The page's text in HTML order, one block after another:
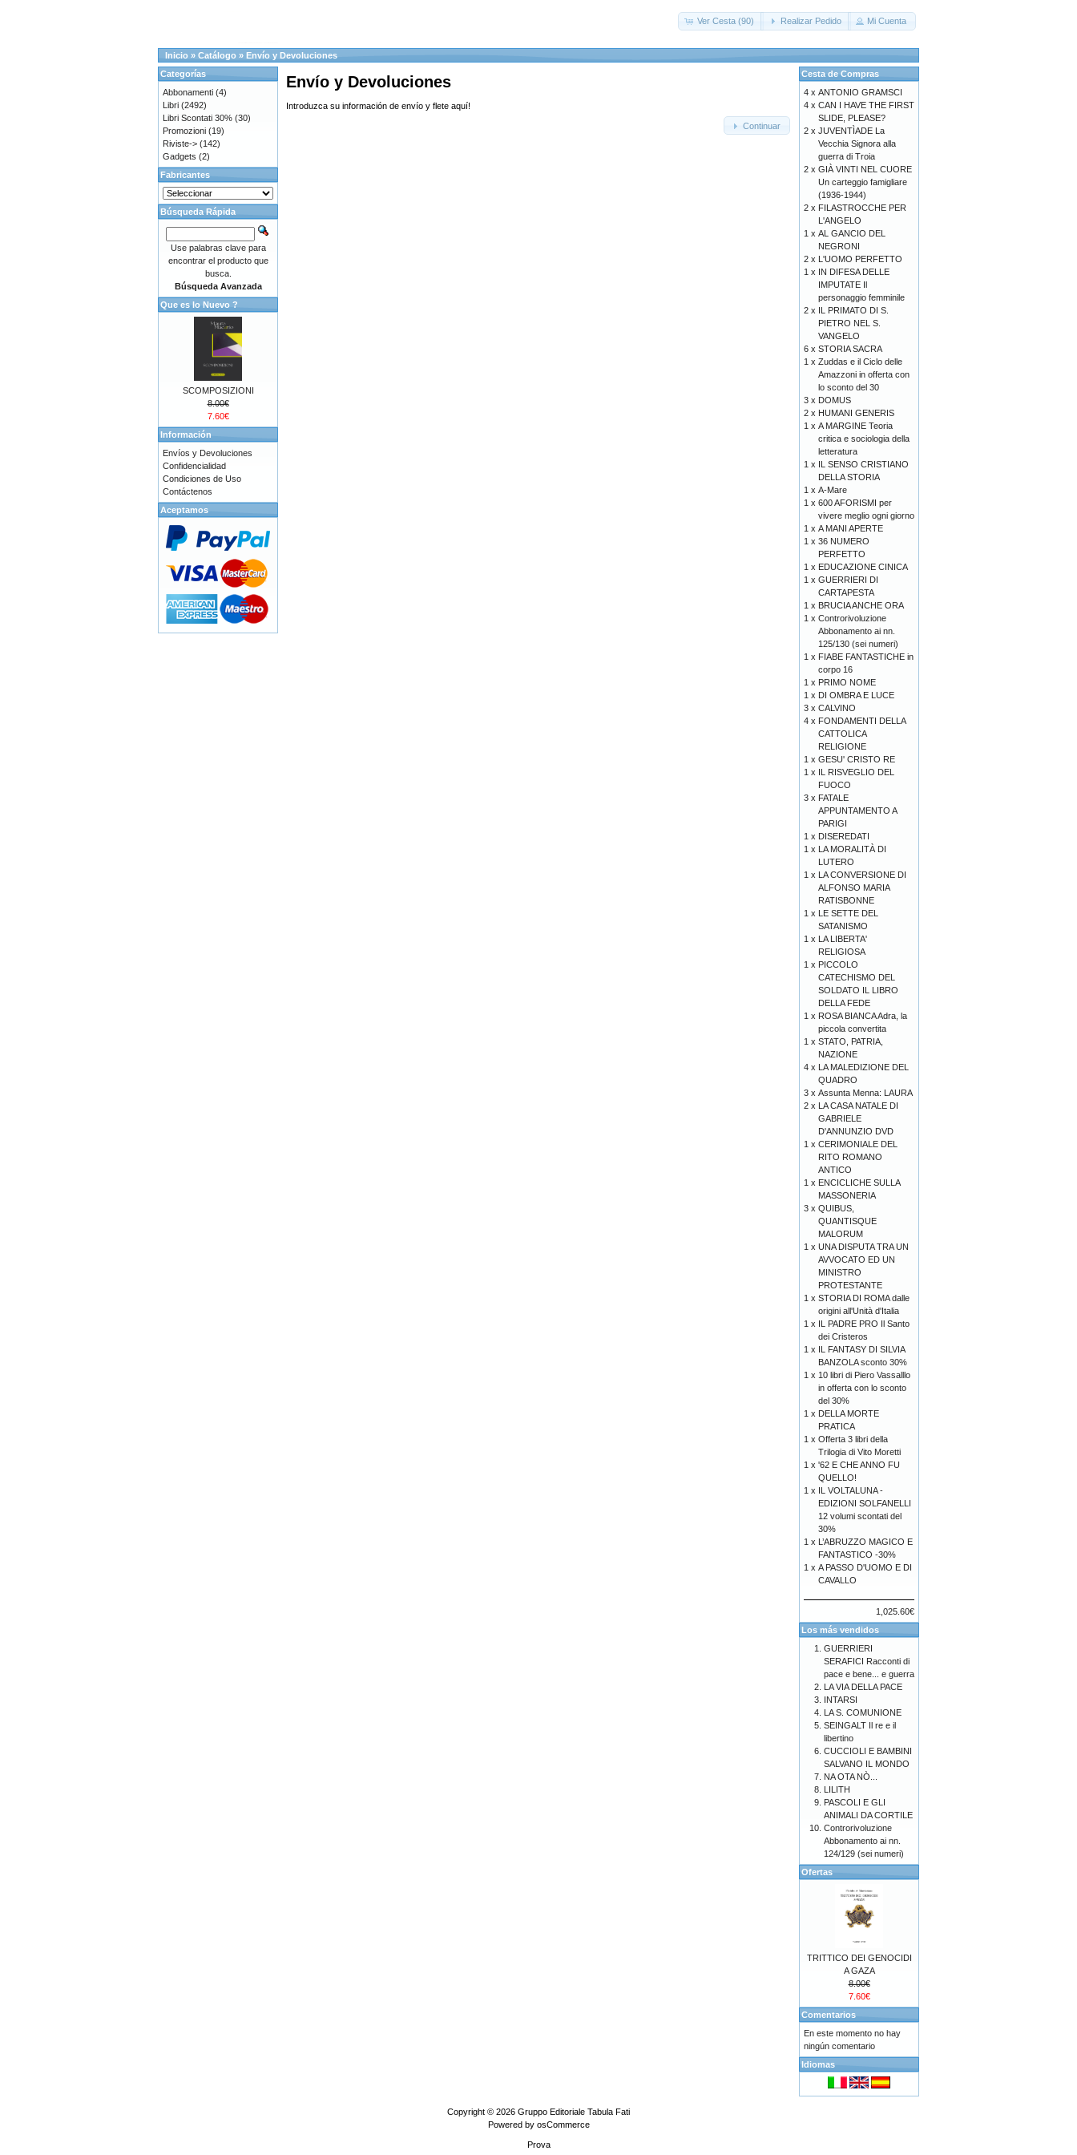
Ver Cesta (90) Realizar Pedido Mi Cuenta
Inicio » Catálogo » Envío y Devoluciones
Envío y Devoluciones
Introduzca su información de envío y flete aquí!
Continuar
Categorías
Abbonamenti (4)
Libri (2492)
Libri Scontati 30% (30)
Promozioni (19)
Riviste-> (142)
Gadgets (2)
Fabricantes
Búsqueda Rápida
Use palabras clave para
encontrar el producto que
busca.
Búsqueda Avanzada
Que es lo Nuevo ?
SCOMPOSIZIONI
8.00€
7.60€
Información
Envíos y Devoluciones
Confidencialidad
Condiciones de Uso
Contáctenos
Aceptamos
Cesta de Compras
4 x ANTONIO GRAMSCI
4 x CAN I HAVE THE FIRST
SLIDE, PLEASE?
2 x JUVENTÌADE La
Vecchia Signora alla
guerra di Troia
2 x GIÀ VINTI NEL CUORE
Un carteggio famigliare
(1936-1944)
2 x FILASTROCCHE PER
L'ANGELO
1 x AL GANCIO DEL
NEGRONI
2 x L'UOMO PERFETTO
1 x IN DIFESA DELLE
IMPUTATE Il
personaggio femminile
2 x IL PRIMATO DI S.
PIETRO NEL S.
VANGELO
6 x STORIA SACRA
1 x Zuddas e il Ciclo delle
Amazzoni in offerta con
lo sconto del 30
3 x DOMUS
2 x HUMANI GENERIS
1 x A MARGINE Teoria
critica e sociologia della
letteratura
1 x IL SENSO CRISTIANO
DELLA STORIA
1 x A-Mare
1 x 600 AFORISMI per
vivere meglio ogni giorno
1 x A MANI APERTE
1 x 36 NUMERO
PERFETTO
1 x EDUCAZIONE CINICA
1 x GUERRIERI DI
CARTAPESTA
1 x BRUCIA ANCHE ORA
1 x Controrivoluzione
Abbonamento ai nn.
125/130 (sei numeri)
1 x FIABE FANTASTICHE in
corpo 16
1 x PRIMO NOME
1 x DI OMBRA E LUCE
3 x CALVINO
4 x FONDAMENTI DELLA
CATTOLICA
RELIGIONE
1 x GESU' CRISTO RE
1 x IL RISVEGLIO DEL
FUOCO
3 x FATALE
APPUNTAMENTO A
PARIGI
1 x DISEREDATI
1 x LA MORALITÀ DI
LUTERO
1 x LA CONVERSIONE DI
ALFONSO MARIA
RATISBONNE
1 x LE SETTE DEL
SATANISMO
1 x LA LIBERTA'
RELIGIOSA
1 x PICCOLO
CATECHISMO DEL
SOLDATO IL LIBRO
DELLA FEDE
1 x ROSA BIANCA Adra, la
piccola convertita
1 x STATO, PATRIA,
NAZIONE
4 x LA MALEDIZIONE DEL
QUADRO
3 x Assunta Menna: LAURA
2 x LA CASA NATALE DI
GABRIELE
D'ANNUNZIO DVD
1 x CERIMONIALE DEL
RITO ROMANO
ANTICO
1 x ENCICLICHE SULLA
MASSONERIA
3 x QUIBUS,
QUANTISQUE
MALORUM
1 x UNA DISPUTA TRA UN
AVVOCATO ED UN
MINISTRO
PROTESTANTE
1 x STORIA DI ROMA dalle
origini all'Unità d'Italia
1 x IL PADRE PRO Il Santo
dei Cristeros
1 x IL FANTASY DI SILVIA
BANZOLA sconto 30%
1 x 10 libri di Piero Vassalllo
in offerta con lo sconto
del 30%
1 x DELLA MORTE
PRATICA
1 x Offerta 3 libri della
Trilogia di Vito Moretti
1 x '62 E CHE ANNO FU
QUELLO!
1 x IL VOLTALUNA -
EDIZIONI SOLFANELLI
12 volumi scontati del
30%
1 x L’ABRUZZO MAGICO E
FANTASTICO -30%
1 x A PASSO D'UOMO E DI
CAVALLO
1,025.60€
Los más vendidos
GUERRIERI
SERAFICI Racconti di
pace e bene... e guerra
LA VIA DELLA PACE
INTARSI
LA S. COMUNIONE
SEINGALT Il re e il
libertino
CUCCIOLI E BAMBINI
SALVANO IL MONDO
NA OTA NÒ...
LILITH
PASCOLI E GLI
ANIMALI DA CORTILE
Controrivoluzione
Abbonamento ai nn.
124/129 (sei numeri)
Ofertas
TRITTICO DEI GENOCIDI
A GAZA
8.00€
7.60€
Comentarios
En este momento no hay
ningún comentario
Idiomas
Copyright © 2026 Gruppo Editoriale Tabula Fati
Powered by osCommerce
Prova